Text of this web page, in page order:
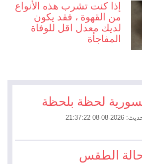
إذا كنت تشرب هذه الأنواع
من القهوة ، فقد يكون
لديك معدل اقل للوفاة
المفاجأة
لحظة بلحظة
08-08 21:37:22
الطقس